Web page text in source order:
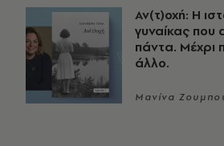
Αν(τ)οχή: Η
γυναίκας που
πάντα. Μέχρι
άλλο.
Μανίνα